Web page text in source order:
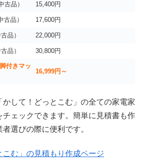
古品） 15,400円
品） 17,600円
品） 22,000円
品） 30,800円
付きマッ
16,999円～
かして！どっとこむ」の全ての家電家
チェックできます。簡単に見積書も作
選びの際に便利です。
こむ」の見積もり作成ページ